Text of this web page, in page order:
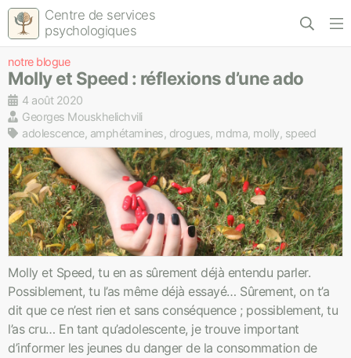
Centre de services
psychologiques
notre blogue
Molly et Speed : réflexions d’une ado
4 août 2020
Georges Mouskhelichvili
adolescence, amphétamines, drogues, mdma, molly, speed
Molly et Speed, tu en as sûrement déjà entendu parler.
Possiblement, tu l’as même déjà essayé… Sûrement, on t’a
dit que ce n’est rien et sans conséquence ; possiblement, tu
l’as cru… En tant qu’adolescente, je trouve important
d’informer les jeunes du danger de la consommation de